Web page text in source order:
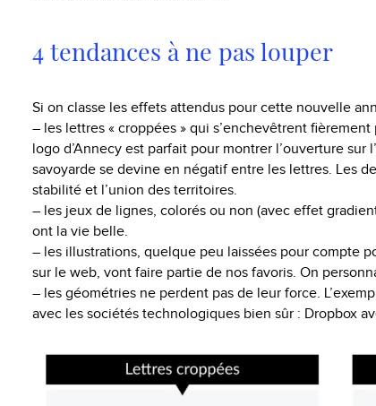
4 tendances à ne pas louper
Si on classe les effets attendus pour cette nouvelle
– les lettres « croppées » qui s’enchevêtrent
logo d’Annecy est parfait pour montrer l’ouverture
savoyarde se devine en négatif entre les lettres. Les
stabilité et l’union des territoires.
– les jeux de lignes, colorés ou non (avec effet
ont la vie belle.
– les illustrations, quelque peu laissées pour compte
sur le web, vont faire partie de nos favoris. On
– les géométries ne perdent pas de leur force.
avec les sociétés technologiques bien sûr : Dropbox